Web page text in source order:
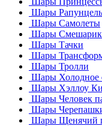
Шары Рапунцель
Шары Самолеты
Шары
Шары Тачки
Шары
Шары Тролли
Шары Холодное
Шары Хэллоу
Шары Человек
Шары
Шары Щенячий